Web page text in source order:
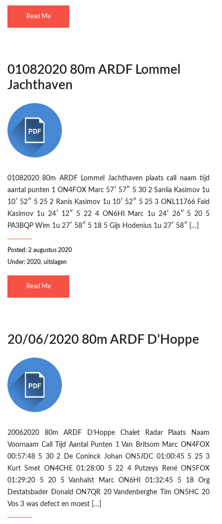
Read Me
01082020 80m ARDF Lommel
Jachthaven
01082020 80m ARDF Lommel Jachthaven plaats call naam tijd
aantal punten 1 ON4FOX Marc 57′ 57″ 5 30 2 Saniia Kasimov 1u
10′ 52″ 5 25 2 Ranis Kasimov 1u 10′ 52″ 5 25 3 ONL11766 Faid
Kasimov 1u 24′ 12″ 5 22 4 ON6HI Marc 1u 24′ 26″ 5 20 5
PA3BQP Wim 1u 27′ 58″ 5 18 5 Gijs Hodenius 1u 27′ 58″ […]
Posted: 2 augustus 2020
Under: 2020, uitslagen
Read Me
20/06/2020 80m ARDF D’Hoppe
20062020 80m ARDF D’Hoppe Chalet Radar Plaats Naam
Voornaam Call Tijd Aantal Punten 1 Van Britsom Marc ON4FOX
00:57:48 5 30 2 De Coninck Johan ON5JDC 01:00:45 5 25 3
Kurt Smet ON4CHE 01:28:00 5 22 4 Putzeys René ON5FOX
01:29:20 5 20 5 Vanhalst Marc ON6HI 01:32:45 5 18 Org
Destatsbader Donald ON7QR 20 Vandenberghe Tim ON5HC 20
Vos 3 was defect en moest […]